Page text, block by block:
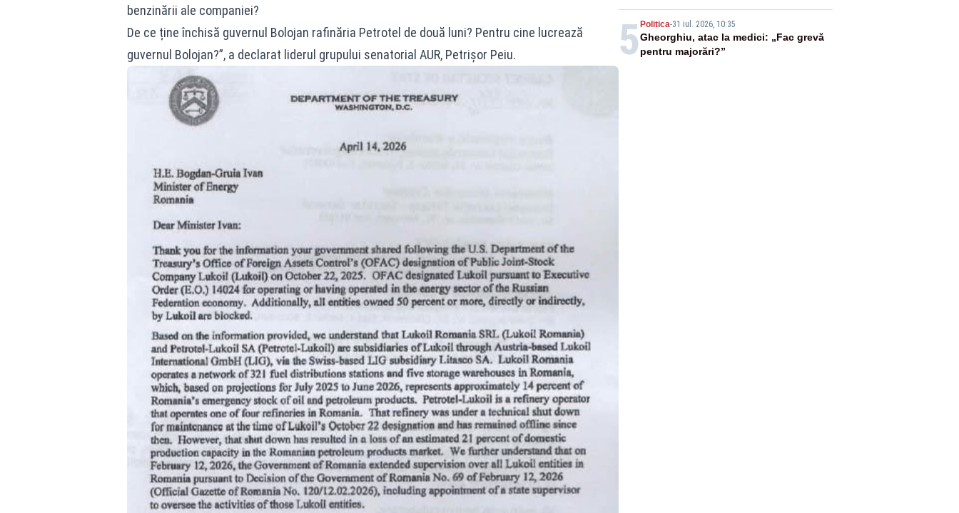
benzinării ale companiei?
De ce ține închisă guvernul Bolojan rafinăria Petrotel de două luni? Pentru cine lucrează
guvernul Bolojan?”, a declarat liderul grupului senatorial AUR, Petrișor Peiu.
5 Politica-31 iul. 2026, 10:35
Gheorghiu, atac la medici: „Fac grevă
pentru majorări?”